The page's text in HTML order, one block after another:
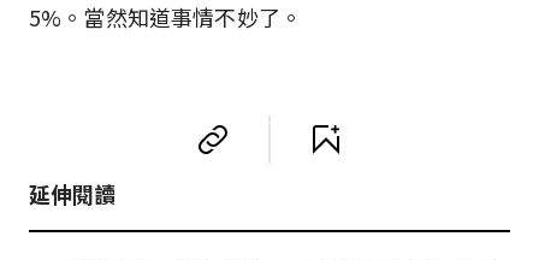
5%。當然知道事情不妙了。
延伸閱讀